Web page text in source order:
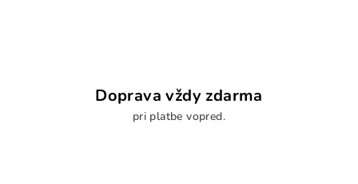
Doprava vždy zdarma
pri platbe vopred.